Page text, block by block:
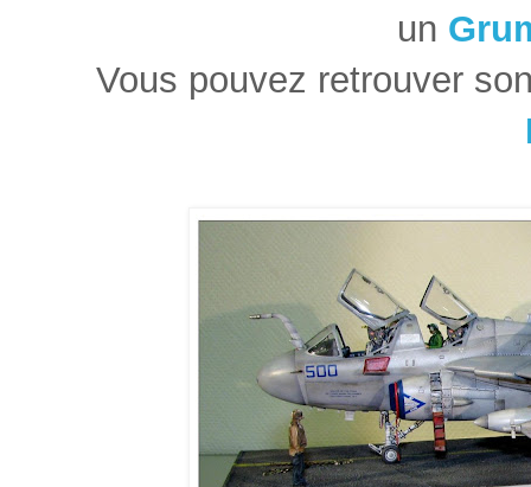
un
Vous pouvez retrouver